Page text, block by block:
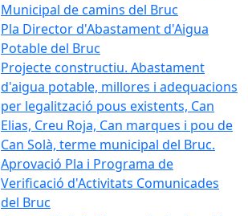
Municipal de camins del Bruc
Pla Director d'Abastament d'Aigua
Potable del Bruc
Projecte constructiu. Abastament
d'aigua potable, millores i adequacions
per legalització pous existents, Can
Elias, Creu Roja, Can marques i pou de
Can Solà, terme municipal del Bruc.
Aprovació Pla i Programa de
Verificació d'Activitats Comunicades
del Bruc